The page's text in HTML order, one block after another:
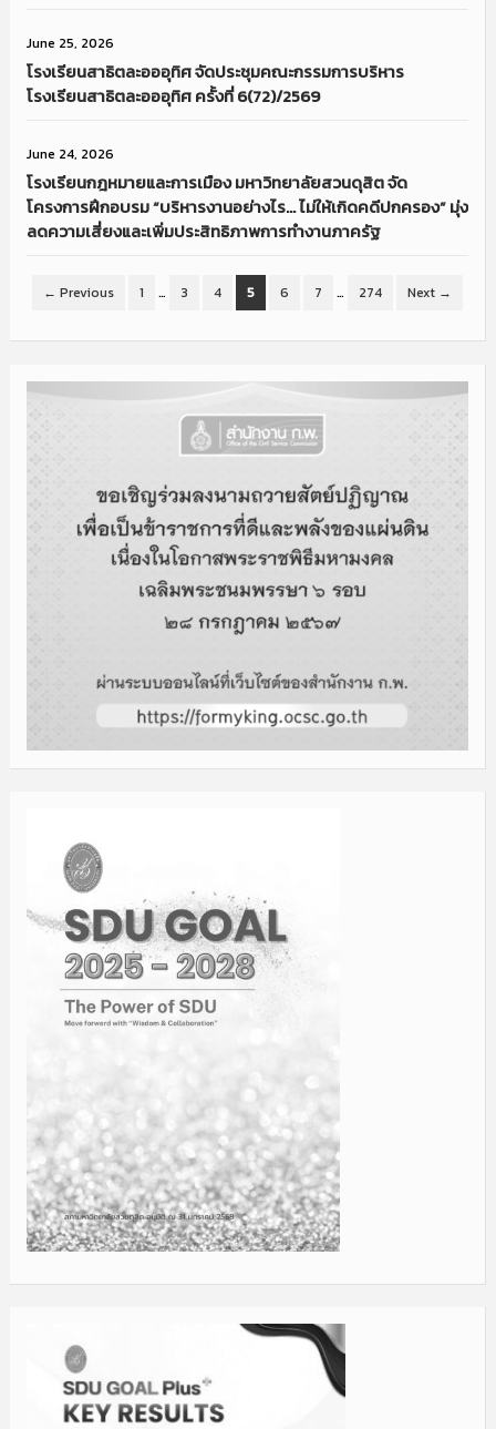
June 25, 2026
โรงเรียนสาธิตละอออุทิศ จัดประชุมคณะกรรมการบริหาร
โรงเรียนสาธิตละอออุทิศ ครั้งที่ 6(72)/2569
June 24, 2026
โรงเรียนกฎหมายและการเมือง มหาวิทยาลัยสวนดุสิต จัด
โครงการฝึกอบรม “บริหารงานอย่างไร… ไม่ให้เกิดคดีปกครอง” มุ่ง
ลดความเสี่ยงและเพิ่มประสิทธิภาพการทำงานภาครัฐ
← Previous 1 … 3 4 5 6 7 … 274 Next →